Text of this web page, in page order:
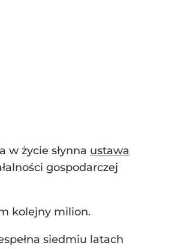
w życie słynna ustawa
gospodarczej
kolejny milion.
siedmiu latach